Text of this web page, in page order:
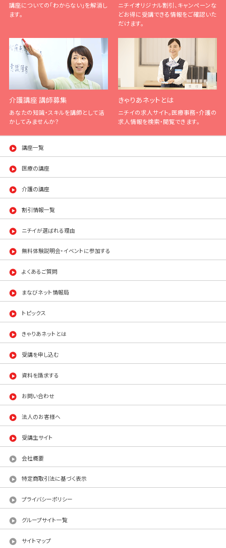
講座についての「わからない」を解消し
ます。
ニチイオリジナル割引、キャンペーンな
どお得に受講できる情報をご確認いた
だけます。
介護講座 講師募集
あなたの知識・スキルを講師として活
かしてみませんか？
きゃりあネットとは
ニチイの求人サイト。医療事務・介護の
求人情報を検索・閲覧できます。
講座一覧
医療の講座
介護の講座
割引情報一覧
ニチイが選ばれる理由
無料体験説明会・イベントに参加する
よくあるご質問
まなびネット情報局
トピックス
きゃりあネットとは
受講を申し込む
資料を請求する
お問い合わせ
法人のお客様へ
受講生サイト
会社概要
特定商取引法に基づく表示
プライバシーポリシー
グループサイト一覧
サイトマップ